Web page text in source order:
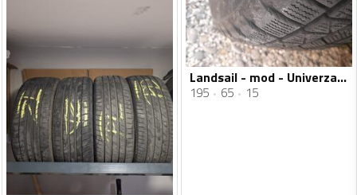
Landsail - mod - Univerzalna guma
195 65 15